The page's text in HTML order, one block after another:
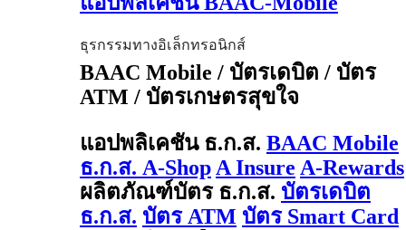
ธุรกรรมทางอิเล็กทรอนิกส์
BAAC Mobile / บัตรเดบิต / บัตร
ATM / บัตรเกษตรสุขใจ
แอปพลิเคชัน ธ.ก.ส. BAAC Mobile
ธ.ก.ส. A-Shop A Insure A-Rewards
ผลิตภัณฑ์บัตร ธ.ก.ส. บัตรเดบิต
ธ.ก.ส. บัตร ATM บัตร Smart Card